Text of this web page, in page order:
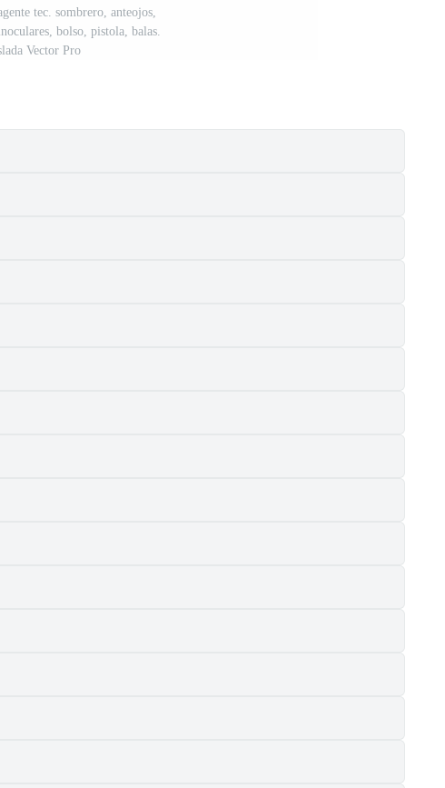
tec. sombrero, anteojos,
bolso, pistola, balas.
Vector Pro